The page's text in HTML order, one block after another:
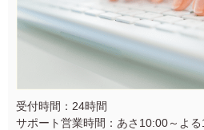
受付時間：24時間
サポート営業時間：あさ10:00～よ